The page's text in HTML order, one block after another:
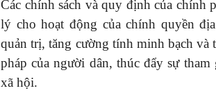
Các chính sách và quy định của chính
lý cho hoạt động của chính quyền
quản trị, tăng cường tính minh bạch
pháp của người dân, thúc đẩy sự
xã hội.